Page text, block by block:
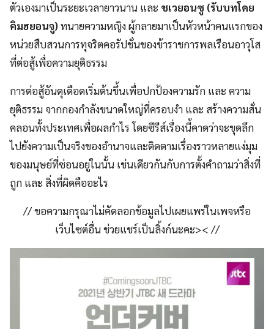
ตัวเองมาเป็นระยะเวลายาวนาน และ ชเวยอนซู (รับบทโดย
คิมฮยอนจู)ทนายความหญิง ผู้กลายมาเป็นหัวหน้าคนแรกของ
หน่วยสืบสวนการทุจริตคอรัปชั่นของข้าราชการพลเรือนอาวุโส
ที่ต่อสู้เพื่อความยุติธรรม
การต่อสู้อันดุเดือดเริ่มต้นขึ้นเพื่อปกป้องความรัก และ ความ
ยุติธรรม จากกองกำลังขนาดใหญ่ที่ครอบงำ และ สร้างความสั่น
คลอนทั้งประเทศเพื่อผลกำไร โดยซีรีส์เรื่องนี้คาดว่าจะขุดลึก
ไปยังความเป็นจริงของอำนาจและติดตามเรื่องราวหลายแง่มุม
ของมนุษย์ที่ซ่อนอยู่ในนั้น เช่นเดียวกันกับการตั้งคำถามว่าสิ่งที่
ถูก และ สิ่งที่ผิดคืออะไร
// ขอความกรุณาไม่คัดลอกข้อมูลไปเผยแพร่ในเพจหรือ
เว็บไซต์อื่น ช่วยแชร์เป็นลิ้งก์นะคะ>< //